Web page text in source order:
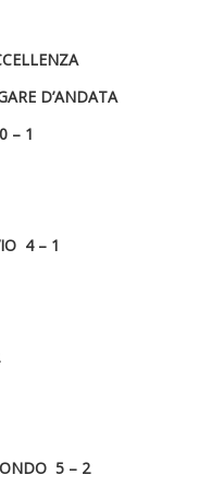
D’ANDATA
– 1
4 – 1
5 – 2